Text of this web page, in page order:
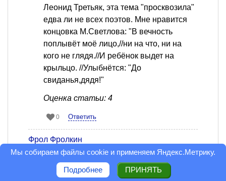
Леонид Третьяк, эта тема "просквозила"
едва ли не всех поэтов. Мне нравится
концовка М.Светлова: "В вечность
поплывёт моё лицо,//ни на что, ни на
кого не глядя.//И ребёнок выдет на
крыльцо. //Улыбнётся: "До
свиданья,дядя!"
Оценка статьи: 4
0 Ответить
Фрол Фролкин
Читатель
2 июня 2013 в 13:44
Сообщить модератору
Мне понравилось. В какой-то мере бабушка
Мы собираем файлы cookie и применяем Яндекс.Метрику.
Подробнее ПРИНЯТЬ